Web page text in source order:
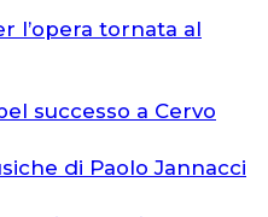
l’opera tornata al
successo a Cervo
di Paolo Jannacci